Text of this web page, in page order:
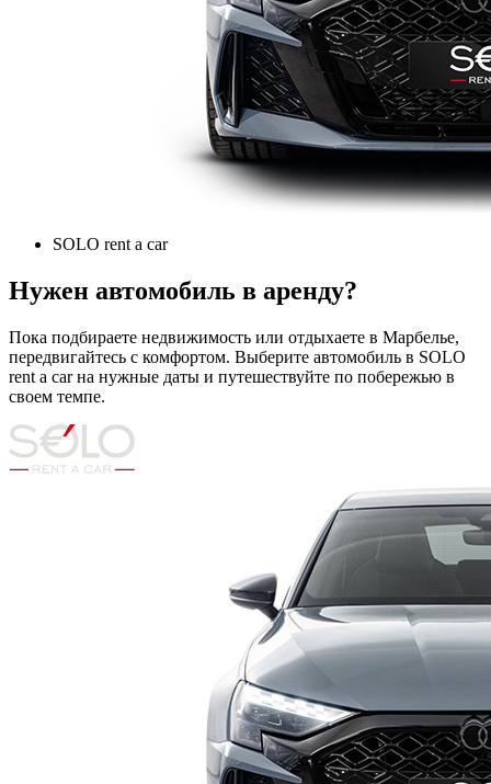
SOLO rent a car
Нужен автомобиль в аренду?
Пока подбираете недвижимость или отдыхаете в Марбелье,
передвигайтесь с комфортом. Выберите автомобиль в SOLO
rent a car на нужные даты и путешествуйте по побережью в
своем темпе.